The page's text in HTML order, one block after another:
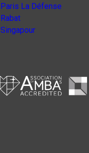
Paris La Défense
Rabat
Singapour